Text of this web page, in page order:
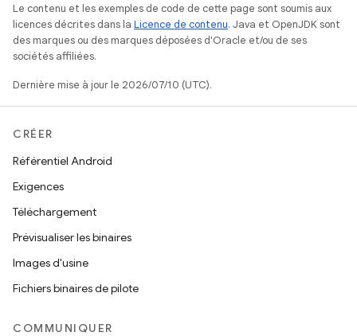
Le contenu et les exemples de code de cette page sont soumis aux
licences décrites dans la Licence de contenu. Java et OpenJDK sont
des marques ou des marques déposées d'Oracle et/ou de ses
sociétés affiliées.
Dernière mise à jour le 2026/07/10 (UTC).
CRÉER
Référentiel Android
Exigences
Téléchargement
Prévisualiser les binaires
Images d'usine
Fichiers binaires de pilote
COMMUNIQUER